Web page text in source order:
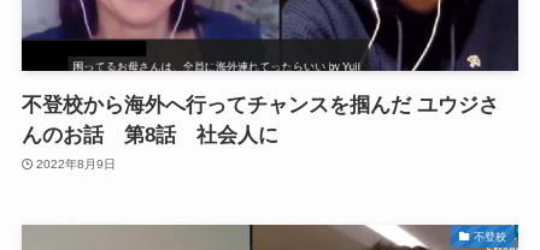
不登校から海外へ行ってチャンスを掴んだ ユウジさ
んのお話 第8話 社会人に
2022年8月9日
不登校